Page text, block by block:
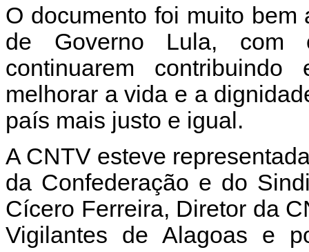
O documento foi muito
de Governo Lula, com
continuarem
melhorar a vida e a
país mais justo e igual.
A CNTV esteve
da Confederação e do
Cícero Ferreira, Diretor da
Vigilantes de Alagoas e